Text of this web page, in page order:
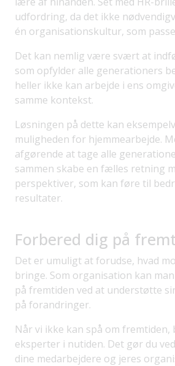
udfordring, da det ikke
én organisationskultur, som
Det kan nemlig være svært at
som opfylder alle generationers
heller ikke kan arbejde i ens
samme kontekst.
Løsningen på dette kan
muligheden for hjemmearbejde.
afgørende at tage alle
sammen skabe en fælles retning
perspektiver, som kan føre til
resultater.
Forbered dig på
Det er umuligt at forudse, hvad
bringe. Som organisation kan
på fremtiden ved at understøtte
på forandringer.
Når vi ikke kan spå om fremtiden,
eksperter i nutiden. Det gør du
dine medarbejdere og jeres